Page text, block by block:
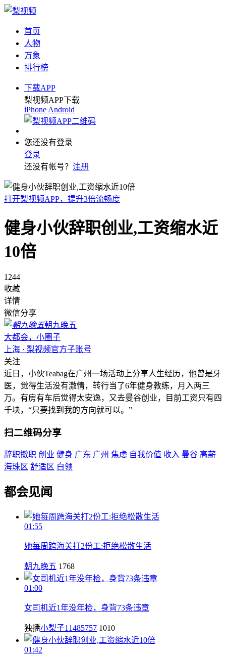
首页
人物
万象
排行榜
下载APP
梨视频APP下载
iPhone Android
您还没有登录
登录
还没有帐号？ 注册
打开梨视频APP，提升3倍流畅度
健身小伙辞职创业,工资缩水近
10倍
1244
收藏
详情
微信分享
朝九晚五
大都会，小圈子
上海 · 梨视频官方子账号
关注
近日，小伙Teabag在广州一场活动上分享人生经历，他曾是牙
医，觉得生活没有激情，转行当了6年健身教练，月入两三
万。有房有车后觉得太安逸，又去曼谷创业，目前工资只有四
千块，“只要找到我的方向就可以。”
扫二维码分享
辞职撤职 创业 健身 广东 广州 焦虑 自我价值 收入 曼谷 高薪
海珠区 舒适区 白领
都会见闻
01:55
她每周跨海关打2份工:拒绝松散生活
朝九晚五 1768
01:00
女司机近1年没年检，身背73条违章
独播小梨子11485757 1010
01:42